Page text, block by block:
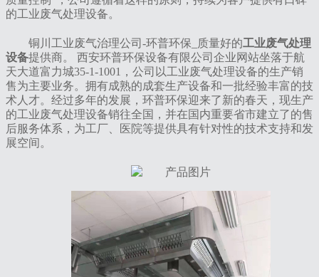
的工业废气处理设备。
铜川工业废气治理公司-环普环保_质量好的工业废气处理
设备提供商。 西安环普环保设备有限公司企业网站坐落于航
天大道富力城35-1-1001，公司以工业废气处理设备的生产销
售为主要业务。拥有成熟的成套生产设备和一批经验丰富的技
术人才。经过多年的发展，环普环保迎来了新的春天，现生产
的工业废气处理设备销往全国，并在国内重要省市建立了的售
后服务体系，为工厂、医院等提供具有针对性的技术支持和发
展空间。